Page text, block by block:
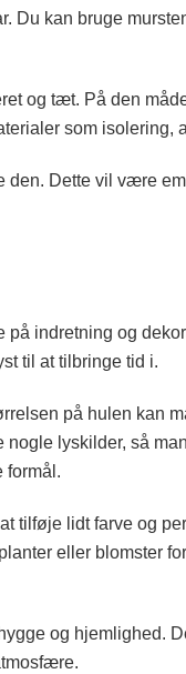
Du kan bruge
og tæt. På den
som isolering,
Dette vil være
indretning og
til at tilbringe tid i.
på hulen kan
lyskilder, så
formål.
tilføje lidt farve og
eller blomster
og hjemlighed.